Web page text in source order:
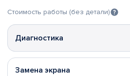
Стоимость работы (без детали)
Диагностика
Замена экрана